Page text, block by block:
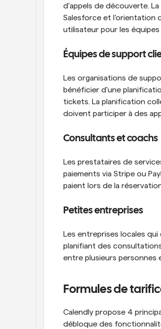
d'appels de découverte.
Salesforce et l'orientation
utilisateur pour les
Équipes de support
Les organisations de
bénéficier d'une
tickets. La planification
doivent participer à des
Consultants et coachs
Les prestataires de
paiements via Stripe ou
paient lors de la
Petites entreprises
Les entreprises locales
planifiant des
entre plusieurs personnes
Formules de
Calendly propose 4
débloque des